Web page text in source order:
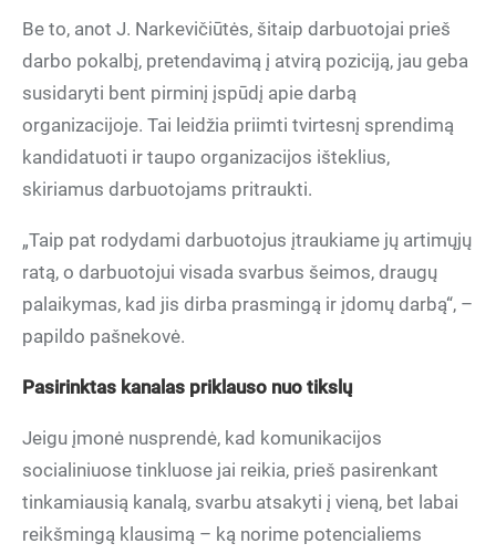
Be to, anot J. Narkevičiūtės, šitaip darbuotojai prieš
darbo pokalbį, pretendavimą į atvirą poziciją, jau geba
susidaryti bent pirminį įspūdį apie darbą
organizacijoje. Tai leidžia priimti tvirtesnį sprendimą
kandidatuoti ir taupo organizacijos išteklius,
skiriamus darbuotojams pritraukti.
„Taip pat rodydami darbuotojus įtraukiame jų artimųjų
ratą, o darbuotojui visada svarbus šeimos, draugų
palaikymas, kad jis dirba prasmingą ir įdomų darbą“, –
papildo pašnekovė.
Pasirinktas kanalas priklauso nuo tikslų
Jeigu įmonė nusprendė, kad komunikacijos
socialiniuose tinkluose jai reikia, prieš pasirenkant
tinkamiausią kanalą, svarbu atsakyti į vieną, bet labai
reikšmingą klausimą – ką norime potencialiems